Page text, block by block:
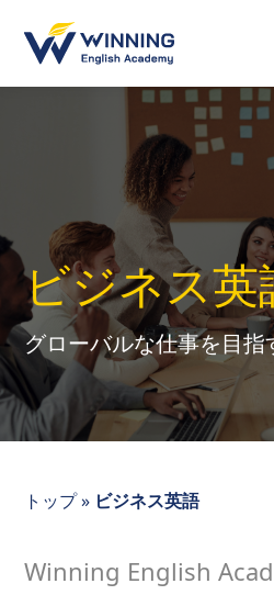
ビジネス英
グローバルな仕事を目指
トップ» ビジネス英語
Winning English